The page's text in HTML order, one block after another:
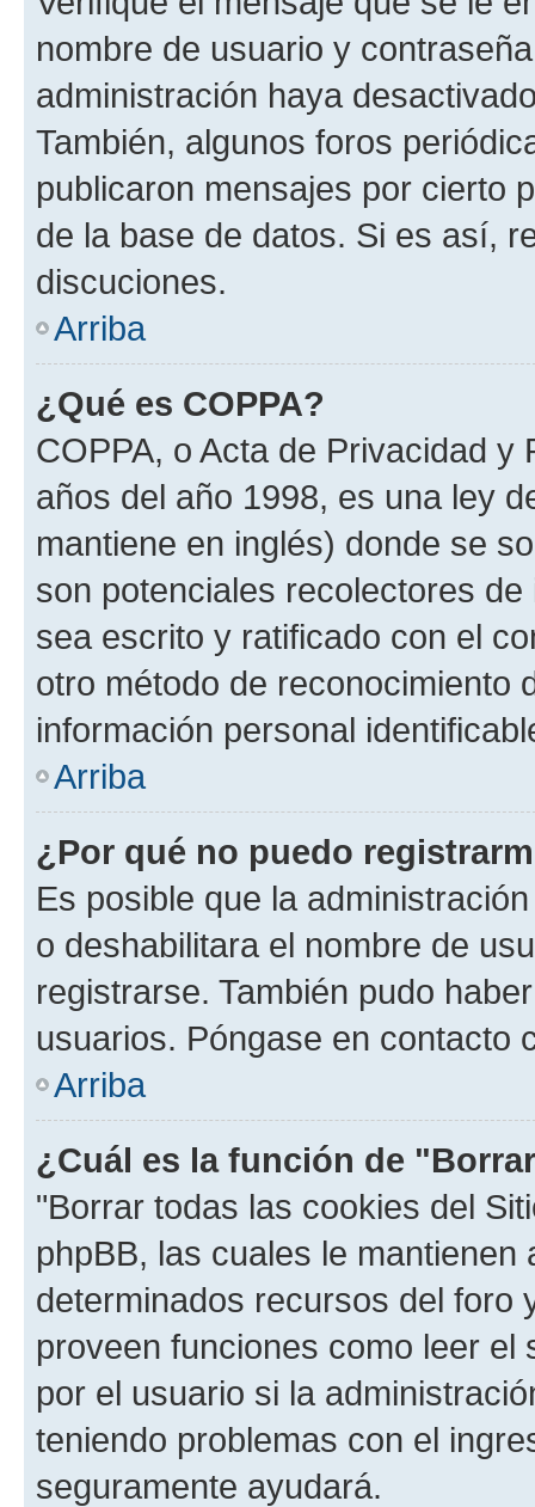
nombre de usuario y
administración haya
También, algunos foros
publicaron mensajes por cierto
de la base de datos. Si es así,
discuciones.
Arriba
¿Qué es COPPA?
COPPA, o Acta de Privacidad
años del año 1998, es una ley
mantiene en inglés) donde se
son potenciales recolectores
sea escrito y ratificado con el
otro método de reconocimiento
información personal
Arriba
¿Por qué no puedo
Es posible que la
o deshabilitara el nombre de
registrarse. También pudo
usuarios. Póngase en contacto
Arriba
¿Cuál es la función de
"Borrar todas las cookies del
phpBB, las cuales le
determinados recursos del foro
proveen funciones como leer el
por el usuario si la
teniendo problemas con el
seguramente ayudará.